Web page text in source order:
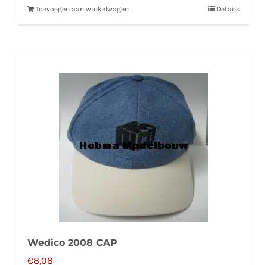
Toevoegen aan winkelwagen Details
Wedico 2008 CAP
€8,08